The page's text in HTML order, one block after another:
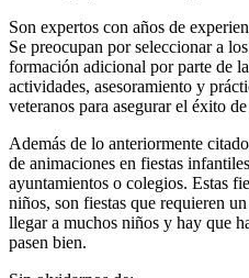
Son expertos con años de
Se preocupan por seleccionar a
formación adicional por parte de
actividades, asesoramiento y
veteranos para asegurar el éxito
Además de lo anteriormente
de animaciones en fiestas
ayuntamientos o colegios. Estas
niños, son fiestas que requieren
llegar a muchos niños y hay que
pasen bien.